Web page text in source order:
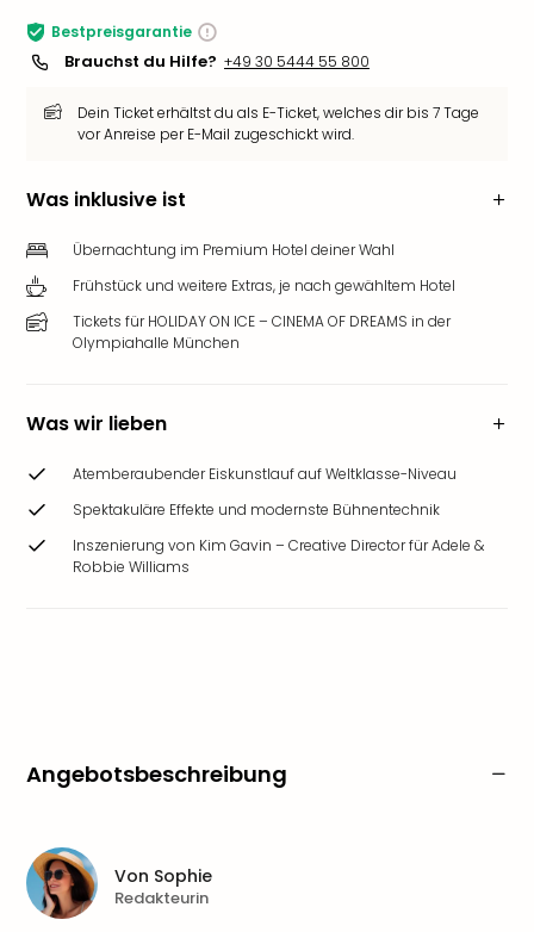
Bestpreisgarantie
Brauchst du Hilfe? +49 30 5444 55 800
Dein Ticket erhältst du als E-Ticket, welches dir bis 7 Tage
vor Anreise per E-Mail zugeschickt wird.
Was inklusive ist
Übernachtung im Premium Hotel deiner Wahl
Frühstück und weitere Extras, je nach gewähltem Hotel
Tickets für HOLIDAY ON ICE – CINEMA OF DREAMS in der
Olympiahalle München
Was wir lieben
Atemberaubender Eiskunstlauf auf Weltklasse-Niveau
Spektakuläre Effekte und modernste Bühnentechnik
Inszenierung von Kim Gavin – Creative Director für Adele &
Robbie Williams
Angebotsbeschreibung
Von Sophie
Redakteurin